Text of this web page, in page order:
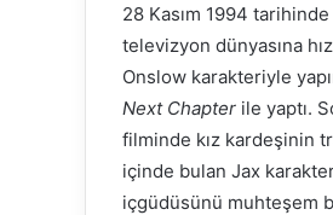
28 Kasım 1994
televizyon dünyasına
Onslow karakteriyle
Next Chapter ile yaptı.
filminde kız kardeşinin
içinde bulan Jax
içgüdüsünü muhteşem